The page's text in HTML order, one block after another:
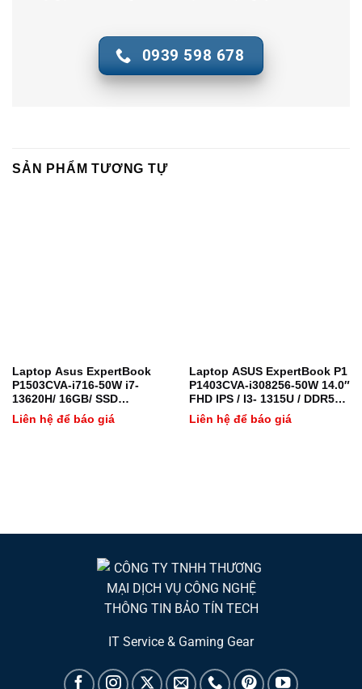
0939 598 678
SẢN PHẨM TƯƠNG TỰ
Laptop Asus ExpertBook
P1503CVA-i716-50W i7-
13620H/ 16GB/ SSD
512GB/15.6″ FHD/ Windows
11 Home/ 2Y/ Xám
Liên hệ để báo giá
Laptop ASUS ExpertBook P1
P1403CVA-i308256-50W 14.0″
FHD IPS / I3- 1315U / DDR5
8GB / 256GB / FINGERPRINT
/ CHICLET KEYBOARD / WI-FI
Liên hệ để báo giá
IT Service & Gaming Gear